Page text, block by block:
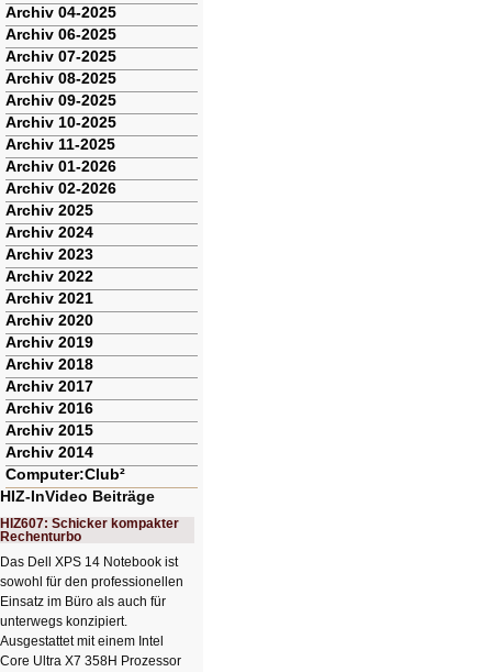
Archiv 04-2025
Archiv 06-2025
Archiv 07-2025
Archiv 08-2025
Archiv 09-2025
Archiv 10-2025
Archiv 11-2025
Archiv 01-2026
Archiv 02-2026
Archiv 2025
Archiv 2024
Archiv 2023
Archiv 2022
Archiv 2021
Archiv 2020
Archiv 2019
Archiv 2018
Archiv 2017
Archiv 2016
Archiv 2015
Archiv 2014
Computer:Club²
HIZ-InVideo Beiträge
HIZ607: Schicker kompakter
Rechenturbo
Das Dell XPS 14 Notebook ist
sowohl für den professionellen
Einsatz im Büro als auch für
unterwegs konzipiert.
Ausgestattet mit einem Intel
Core Ultra X7 358H Prozessor